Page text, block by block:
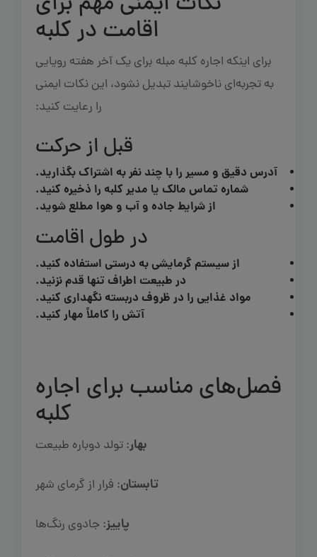
اقامت در کلبه
برای اینکه اجاره کلبه مبله برای یک آخر هفته رویایی
به تجربه‌ای ناخوشایند تبدیل نشود، این نکات ایمنی
را رعایت کنید:
قبل از حرکت
آدرس دقیق و مسیر را با چند نفر به اشتراک بگذارید.
شماره تماس مالک یا مدیر کلبه را ذخیره کنید.
از شرایط جاده و آب و هوا مطلع شوید.
در طول اقامت
از سیستم گرمایشی به درستی استفاده کنید.
در طبیعت اطراف تنها قدم نزنید.
مواد غذایی را در ظروف دربسته نگهداری کنید.
آتش را کاملاً مهار کنید.
فصل‌های مناسب برای اجاره
کلبه
بهار: تولد دوباره طبیعت
تابستان: فرار از گرمای شهر
پاییز: جادوی رنگ‌ها